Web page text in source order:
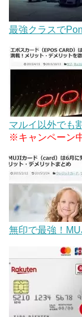
最強クラスで
マルイ以外でも
※キャンペーン
無印で最強！